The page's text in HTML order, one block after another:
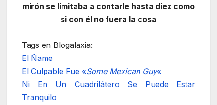
mirón se limitaba a contarle hasta diez como
si con él no fuera la cosa
Tags en Blogalaxia:
El Ñame
El Culpable Fue «Some Mexican Guy«
Ni En Un Cuadrilátero Se Puede Estar
Tranquilo